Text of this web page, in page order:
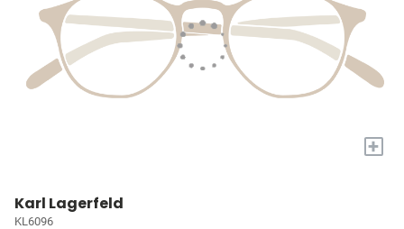
+
Karl Lagerfeld
KL6096